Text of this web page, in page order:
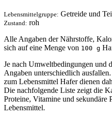
Lebensmittelgruppe: Getreide und
Zustand: roh
Alle Angaben der Nährstoffe,
sich auf eine Menge von 100 g
Je nach Umweltbedingungen und
Angaben unterschiedlich
zum Lebensmittel Hafer dienen
Die nachfolgende Liste zeigt die
Proteine, Vitamine und sekundäre
Lebensmittel.